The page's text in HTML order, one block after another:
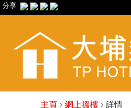
分享
主頁 › 網上搵樓 › 詳情